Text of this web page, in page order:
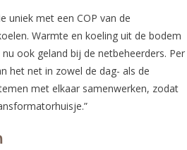
uniek met een COP van de
Warmte en koeling uit de bodem
ook geland bij de netbeheerders. Per
het net in zowel de dag- als de
met elkaar samenwerken, zodat